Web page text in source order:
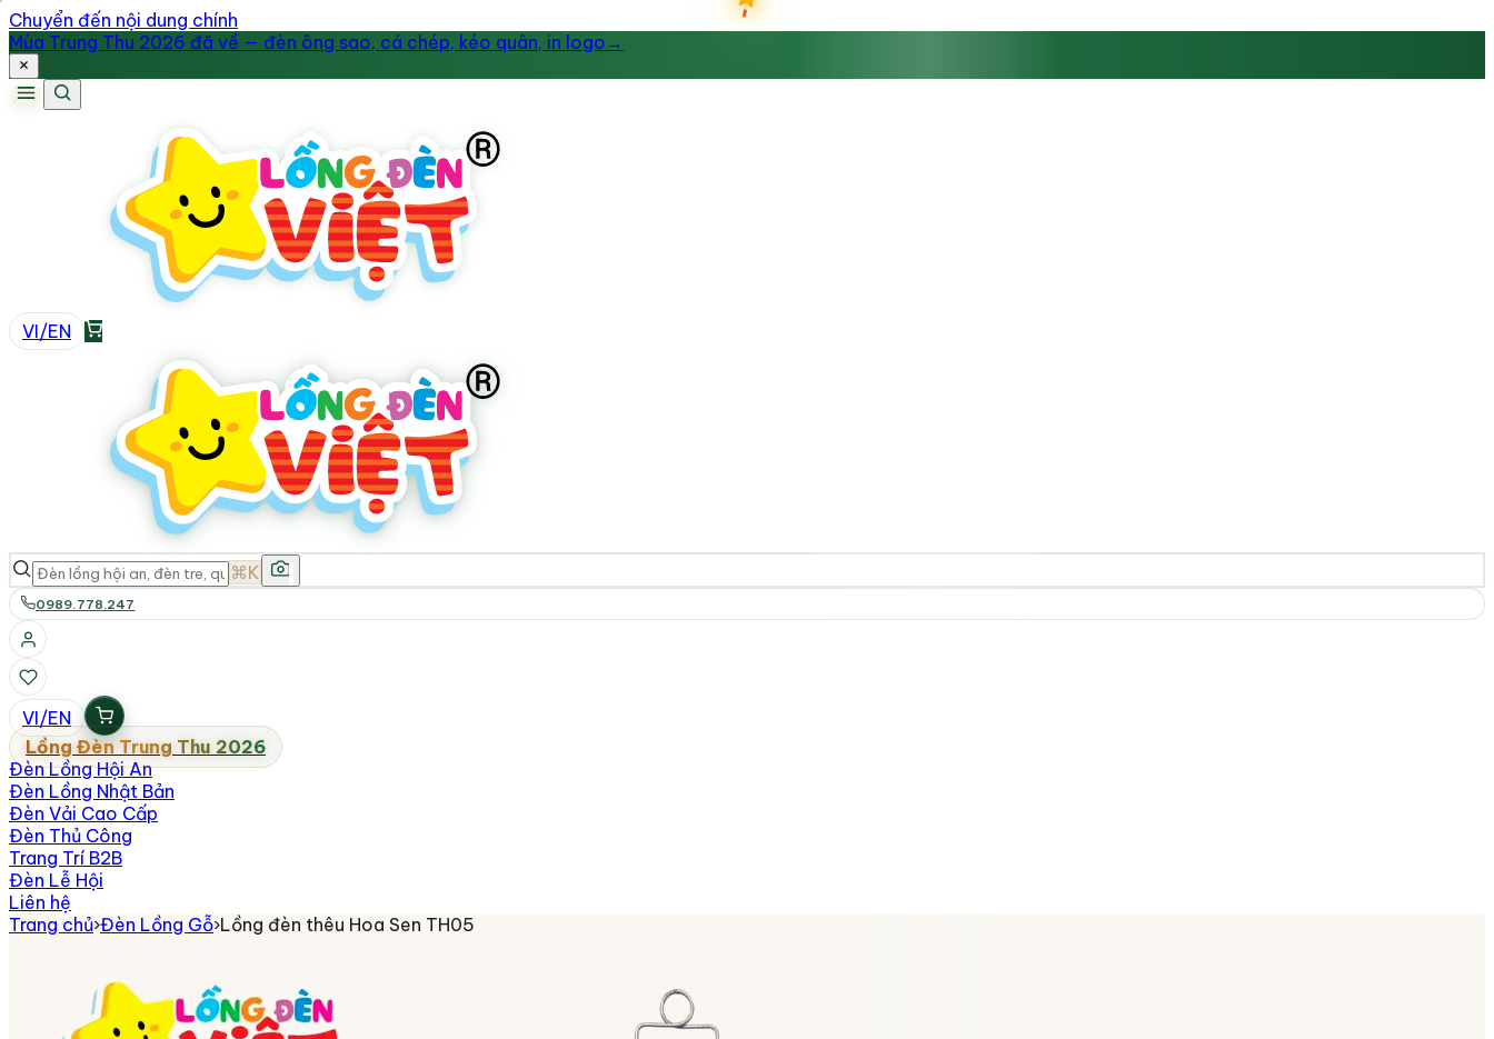
Chuyển đến nội dung chính
Mùa Trung Thu 2026 đã về — đèn ông sao, cá chép, kéo quân, in logo →
VI/EN
⌘K
0989.778.247
VI/EN
Lồng Đèn Trung Thu 2026
Đèn Lồng Hội An
Đèn Lồng Nhật Bản
Đèn Vải Cao Cấp
Đèn Thủ Công
Trang Trí B2B
Đèn Lễ Hội
Liên hệ
Trang chủ›Đèn Lồng Gỗ›Lồng đèn thêu Hoa Sen TH05